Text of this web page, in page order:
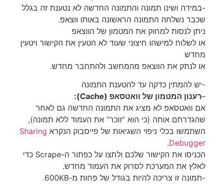
-במידה ושינו תמונה והתמונה החדשה לא נטענת זה בגלל
שכבר נשלחה התמונה הראשונה באותו ווצאפ.
ניתן לנסות למחוק את המטמון של הווצאפ
או לשלוח למישהו חיצוני שעוד לא הטעין את הקישור ויטעין
מחדש
או לנתק את הווצאפ מהמחשב ולהתחבר מחדש.
-יש להמתין כדקה עד להטענת התמונה
–רענון המטמון של וואטסאפ (Cache):
אם וואטסאפ לא מציג את התמונה החדשה גם לאחר
שהגדרתם אותה (כי הוא “זוכר” את העמוד ללא תמונה),
השתמשו בכלי ניפוי השגיאות של פייסבוק הנקרא Sharing
Debugger
.
הכניסו את הקישור שלכם ולחצו על כפתור ה-Scrape כדי
לאלץ את המערכת לסרוק את העמוד מחדש.
-תמונה זו צריכה להיות בגודל של פחות מ-600KB.